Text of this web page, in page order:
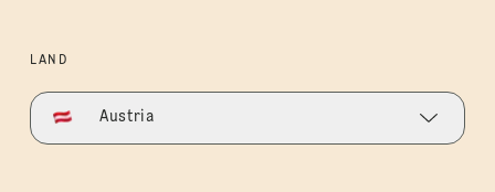
LAND
Austria